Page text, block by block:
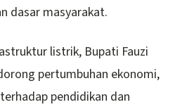
dasar masyarakat.
listrik, Bupati Fauzi
pertumbuhan ekonomi,
pendidikan dan